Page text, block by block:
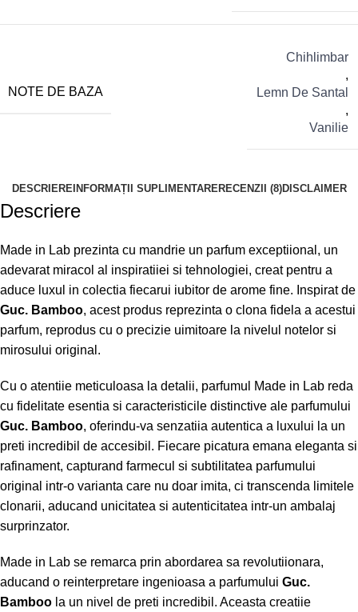
NOTE DE BAZA
Chihlimbar
,
Lemn De Santal
,
Vanilie
DESCRIEREINFORMAȚII SUPLIMENTARERECENZII (8)DISCLAIMER
Descriere
Made in Lab prezinta cu mandrie un parfum exceptiional, un
adevarat miracol al inspiratiiei si tehnologiei, creat pentru a
aduce luxul in colectia fiecarui iubitor de arome fine. Inspirat de
Guc. Bamboo, acest produs reprezinta o clona fidela a acestui
parfum, reprodus cu o precizie uimitoare la nivelul notelor si
mirosului original.
Cu o atentiie meticuloasa la detalii, parfumul Made in Lab reda
cu fidelitate esentia si caracteristicile distinctive ale parfumului
Guc. Bamboo, oferindu-va senzatiia autentica a luxului la un
preti incredibil de accesibil. Fiecare picatura emana eleganta si
rafinament, capturand farmecul si subtilitatea parfumului
original intr-o varianta care nu doar imita, ci transcenda limitele
clonarii, aducand unicitatea si autenticitatea intr-un ambalaj
surprinzator.
Made in Lab se remarca prin abordarea sa revolutiionara,
aducand o reinterpretare ingenioasa a parfumului Guc.
Bamboo la un nivel de preti incredibil. Aceasta creatiie